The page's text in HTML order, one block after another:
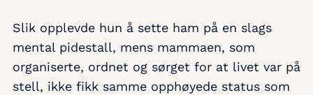
Slik opplevde hun å sette ham på en slags
mental pidestall, mens mammaen, som
organiserte, ordnet og sørget for at livet var på
stell, ikke fikk samme opphøyede status som